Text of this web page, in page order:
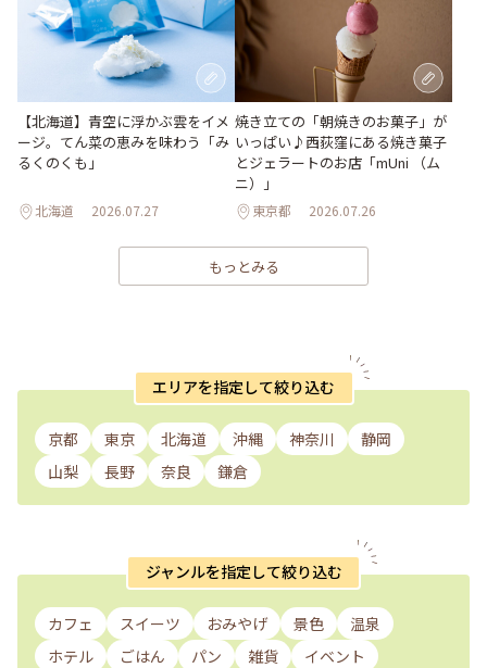
【北海道】青空に浮かぶ雲をイメ
ージ。てん菜の恵みを味わう「み
るくのくも」
北海道 2026.07.27
焼き立ての「朝焼きのお菓子」が
いっぱい♪西荻窪にある焼き菓子
とジェラートのお店「mUni （ム
ニ）」
東京都 2026.07.26
もっとみる
エリアを指定して絞り込む
京都 東京 北海道 沖縄 神奈川
静岡
山梨
長野 奈良 鎌倉
ジャンルを指定して絞り込む
カフェ スイーツ おみやげ 景色
温泉
ホテル
ごはん パン 雑貨 イベント